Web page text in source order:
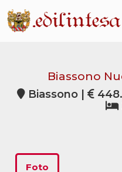
Biassono
Biassono |
Foto